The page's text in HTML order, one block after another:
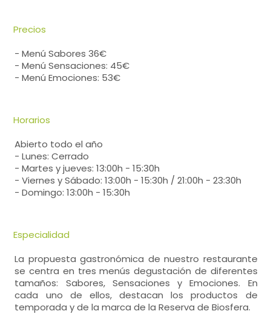
Precios
- Menú Sabores 36€
- Menú Sensaciones: 45€
- Menú Emociones: 53€
Horarios
Abierto todo el año
- Lunes: Cerrado
- Martes y jueves: 13:00h - 15:30h
- Viernes y Sábado: 13:00h - 15:30h / 21:00h - 23:30h
- Domingo: 13:00h - 15:30h
Especialidad
La propuesta gastronómica de nuestro restaurante
se centra en tres menús degustación de diferentes
tamaños: Sabores, Sensaciones y Emociones. En
cada uno de ellos, destacan los productos de
temporada y de la marca de la Reserva de Biosfera.